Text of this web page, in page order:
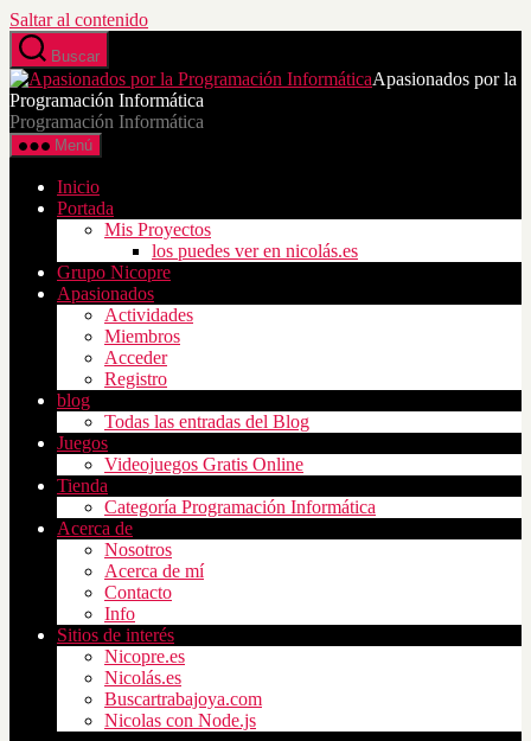
Saltar al contenido
Buscar
Apasionados por la
Programación Informática
Programación Informática
Menú
Inicio
Portada
Mis Proyectos
los puedes ver en nicolás.es
Grupo Nicopre
Apasionados
Actividades
Miembros
Acceder
Registro
blog
Todas las entradas del Blog
Juegos
Videojuegos Gratis Online
Tienda
Categoría Programación Informática
Acerca de
Nosotros
Acerca de mí
Contacto
Info
Sitios de interés
Nicopre.es
Nicolás.es
Buscartrabajoya.com
Nicolas con Node.js